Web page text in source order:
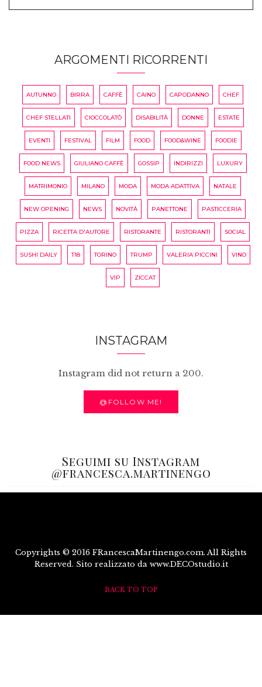
ARGOMENTI RICORRENTI
AUTUNNO BIRRA CAFFÈ CAINO CAPODANNO CHEF
CHEF STELLATI CIOCCOLATÒ DISABILITÀ DONNE ESTATE
EVENTI FESTIVAL FILM FOOD FOOD&WINE FOODIE
FOOD NEWS GIULIANO CAFFÈ GOSSIP INDIRIZZI LUXURY
MATRIMONIO MILANO MODA MODA ADATTIVA NATALE
NEW OPENING NEWS NOVITÀ PANETTONE PASTICCERIA
PIZZA RICETTA D'AUTORE RISTORANTE RISTORANTI SOCIAL
SUSHI DAILY T18 TORINO TRUMP VALERIA PICCINI VINO
VIP ZICCAT
INSTAGRAM
Instagram did not return a 200.
@FOLLOW ME!
Seguimi su Instagram
@francesca.martinengo
Copyrights © 2016 FRancescaMartinengo.com. All Rights
Reserved. Sito realizzato da www.DECOstudio.it
BACK TO TOP